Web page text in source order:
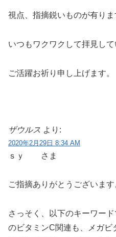
視点、指摘鋭いものが有りま
いつもワクワクして拝見して
ご活躍お祈り申し上げます。
ザウルス より:
2020年2月29日 8:34 AM
ｓｙ さま
ご指摘ありがとうございます
さっそく、以下のキーワー
のビタミンC関連も、メガビ